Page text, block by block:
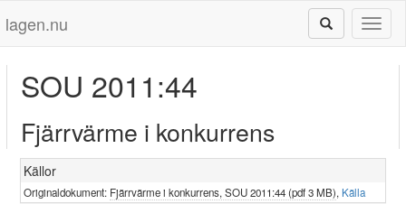
lagen.nu
SOU 2011:44
Fjärrvärme i konkurrens
Källor
Originaldokument: Fjärrvärme i konkurrens, SOU 2011:44 (pdf 3 MB), Källa